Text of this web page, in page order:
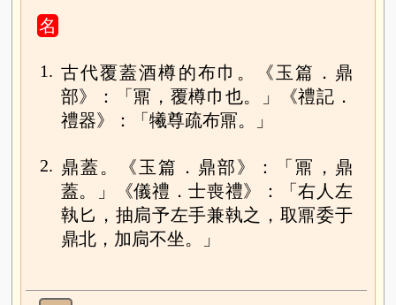
名
1. 古代覆蓋酒樽的布巾。《玉篇．鼎
部》：「鼏，覆樽巾也。」《禮記．
禮器》：「犧尊疏布鼏。」
2. 鼎蓋。《玉篇．鼎部》：「鼏，鼎
蓋。」《儀禮．士喪禮》：「右人左
執匕，抽扃予左手兼執之，取鼏委于
鼎北，加扃不坐。」